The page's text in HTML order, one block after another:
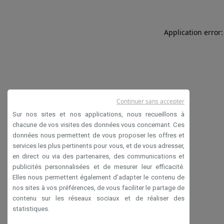
Application
Sur nos sites et nos applications, nous recueillons à
chacune de vos visites des données vous concernant. Ces
données nous permettent de vous proposer les offres et
services les plus pertinents pour vous, et de vous adresser,
en direct ou via des partenaires, des communications et
publicités personnalisées et de mesurer leur efficacité.
Elles nous permettent également d’adapter le contenu de
nos sites à vos préférences, de vous faciliter le partage de
contenu sur les réseaux sociaux et de réaliser des
statistiques.
Continuer sans accepter